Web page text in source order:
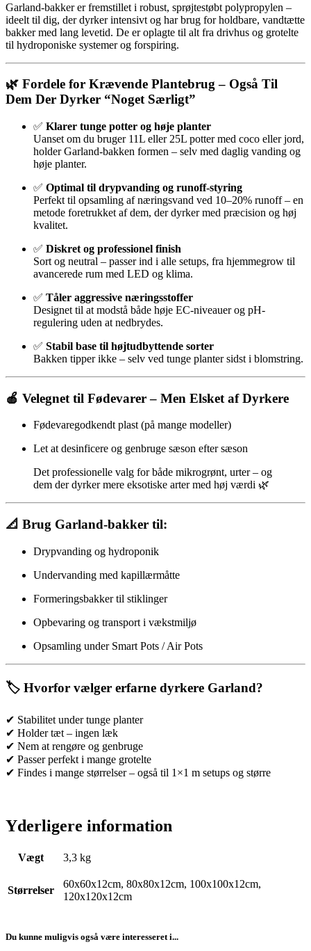
Garland-bakker er fremstillet i robust, sprøjtestøbt polypropylen –
ideelt til dig, der dyrker intensivt og har brug for holdbare, vandtætte
bakker med lang levetid. De er oplagte til alt fra drivhus og grotelte
til hydroponiske systemer og forspiring.
🌿 Fordele for Krævende Plantebrug – Også Til
Dem Der Dyrker “Noget Særligt”
✅ Klarer tunge potter og høje planter
Uanset om du bruger 11L eller 25L potter med coco eller jord,
holder Garland-bakken formen – selv med daglig vanding og
høje planter.
✅ Optimal til drypvanding og runoff-styring
Perfekt til opsamling af næringsvand ved 10–20% runoff – en
metode foretrukket af dem, der dyrker med præcision og høj
kvalitet.
✅ Diskret og professionel finish
Sort og neutral – passer ind i alle setups, fra hjemmegrow til
avancerede rum med LED og klima.
✅ Tåler aggressive næringsstoffer
Designet til at modstå både høje EC-niveauer og pH-
regulering uden at nedbrydes.
✅ Stabil base til højtudbyttende sorter
Bakken tipper ikke – selv ved tunge planter sidst i blomstring.
🍎 Velegnet til Fødevarer – Men Elsket af Dyrkere
Fødevaregodkendt plast (på mange modeller)
Let at desinficere og genbruge sæson efter sæson
Det professionelle valg for både mikrogrønt, urter – og
dem der dyrker mere eksotiske arter med høj værdi 🌿
📐 Brug Garland-bakker til:
Drypvanding og hydroponik
Undervanding med kapillærmåtte
Formeringsbakker til stiklinger
Opbevaring og transport i vækstmiljø
Opsamling under Smart Pots / Air Pots
🏷️ Hvorfor vælger erfarne dyrkere Garland?
✔ Stabilitet under tunge planter
✔ Holder tæt – ingen læk
✔ Nem at rengøre og genbruge
✔ Passer perfekt i mange grotelte
✔ Findes i mange størrelser – også til 1×1 m setups og større
Yderligere information
Vægt 3,3 kg
Størrelser
60x60x12cm, 80x80x12cm, 100x100x12cm,
120x120x12cm
Du kunne muligvis også være interesseret i...